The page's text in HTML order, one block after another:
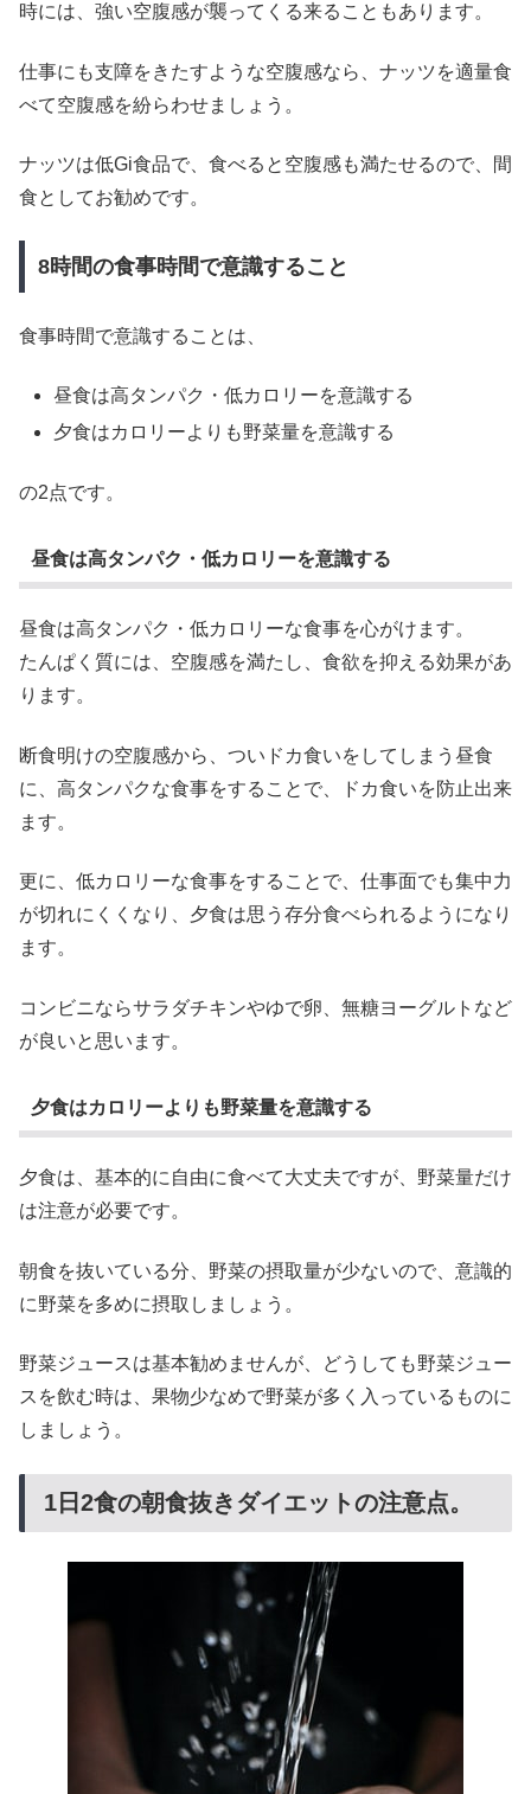
時には、強い空腹感が襲ってくる来ることもあります。
仕事にも支障をきたすような空腹感なら、ナッツを適量食
べて空腹感を紛らわせましょう。
ナッツは低Gi食品で、食べると空腹感も満たせるので、間
食としてお勧めです。
8時間の食事時間で意識すること
食事時間で意識することは、
昼食は高タンパク・低カロリーを意識する
夕食はカロリーよりも野菜量を意識する
の2点です。
昼食は高タンパク・低カロリーを意識する
昼食は高タンパク・低カロリーな食事を心がけます。
たんぱく質には、空腹感を満たし、食欲を抑える効果があ
ります。
断食明けの空腹感から、ついドカ食いをしてしまう昼食
に、高タンパクな食事をすることで、ドカ食いを防止出来
ます。
更に、低カロリーな食事をすることで、仕事面でも集中力
が切れにくくなり、夕食は思う存分食べられるようになり
ます。
コンビニならサラダチキンやゆで卵、無糖ヨーグルトなど
が良いと思います。
夕食はカロリーよりも野菜量を意識する
夕食は、基本的に自由に食べて大丈夫ですが、野菜量だけ
は注意が必要です。
朝食を抜いている分、野菜の摂取量が少ないので、意識的
に野菜を多めに摂取しましょう。
野菜ジュースは基本勧めませんが、どうしても野菜ジュー
スを飲む時は、果物少なめで野菜が多く入っているものに
しましょう。
1日2食の朝食抜きダイエットの注意点。